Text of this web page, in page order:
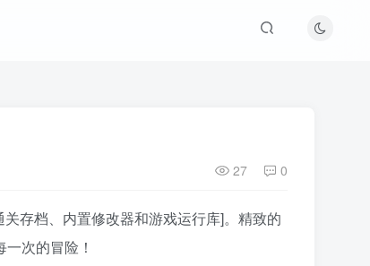
27 0
存档、内置修改器和游戏运行库]。精致的
次的冒险！